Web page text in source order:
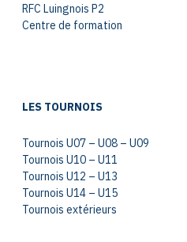
RFC Luingnois P2
Centre de formation
LES TOURNOIS
Tournois U07 – U08 – U09
Tournois U10 – U11
Tournois U12 – U13
Tournois U14 – U15
Tournois extérieurs